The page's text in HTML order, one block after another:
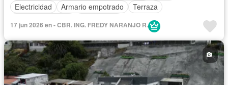
Electricidad
Armario empotrado
Terraza
17 jun 2026 en - CBR. ING. FREDY NARANJO R.